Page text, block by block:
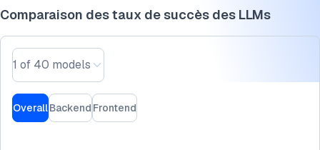
Comparaison des taux de succès des LLMs
1 of 40 models
OverallBackend Frontend